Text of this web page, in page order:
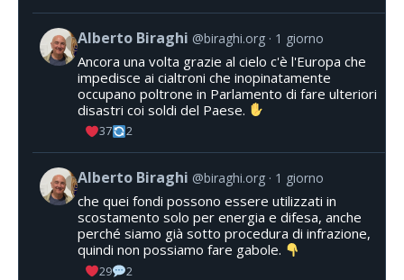
Alberto Biraghi @biraghi.org 1 giorno
Ancora una volta grazie al cielo c'è l'Europa che
impedisce ai cialtroni che inopinatamente
occupano poltrone in Parlamento di fare ulteriori
disastri coi soldi del Paese.
37 2
Alberto Biraghi @biraghi.org 1 giorno
che quei fondi possono essere utilizzati in
scostamento solo per energia e difesa, anche
perché siamo già sotto procedura di infrazione,
quindi non possiamo fare gabole.
29 2